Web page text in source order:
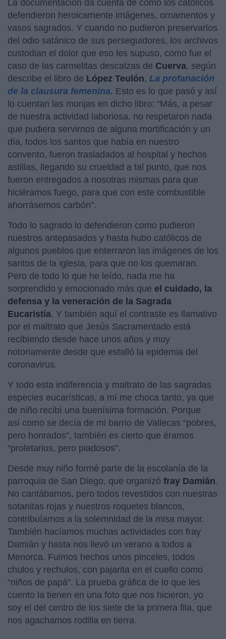
La documentación da cuenta de cómo los católicos
defendieron heroicamente imágenes, ornamentos y
vasos sagrados. Y cuando no pudieron preservarlos
del odio satánico de sus perseguidores, los archivos
custodian el dolor que eso les supuso, como fue el
caso de las carmelitas descalzas de Cuerva, según
describe el libro de López Teulón, La profanación
de la clausura femenina. Esto es lo que pasó y así
lo cuentan las monjas en dicho libro: “Más, a pesar
de nuestra actividad laboriosa, no respetaron nada
que pudiera servirnos de alguna mortificación y un
día, todos los santos que había en nuestro
convento, fueron trasladados al hospital y hechos
astillas, llegando su crueldad a tal punto, que nos
fueron entregados a nosotras mismas para que
hiciéramos fuego, para que con este combustible
ahorrásemos carbón”.
Todo lo sagrado lo defendieron como pudieron
nuestros antepasados y hasta hubo católicos de
algunos pueblos que enterraron las imágenes de los
santos de la iglesia, para que no los quemaran.
Pero de todo lo que he leído, nada me ha
sorprendido y emocionado más que el cuidado, la
defensa y la veneración de la Sagrada
Eucaristía. Y también aquí el contraste es llamativo
por el maltrato que Jesús Sacramentado está
recibiendo desde hace unos años y muy
notoriamente desde que estalló la epidemia del
coronavirus.
Y todo esta indiferencia y maltrato de las sagradas
especies eucarísticas, a mí me choca tanto, ya que
de niño recibí una buenísima formación. Porque
así como se decía de mi barrio de Vallecas “pobres,
pero honrados”, también es cierto que éramos
“proletarios, pero piadosos”.
Desde muy niño formé parte de la escolanía de la
parroquia de San Diego, que organizó fray Damián.
No cantábamos, pero todos revestidos con nuestras
sotanitas rojas y nuestros roquetes blancos,
contribuíamos a la solemnidad de la misa mayor.
También hacíamos muchas actividades con fray
Damián y hasta nos llevó un verano a todos a
Menorca. Fuimos hechos unos pinceles, todos
chulos y rechulos, con pajarita en el cuello como
“niños de papá”. La prueba gráfica de lo que les
cuento la tienen en una foto que nos hicieron, yo
soy el del centro de los siete de la primera fila, que
nos agachamos rodilla en tierra.